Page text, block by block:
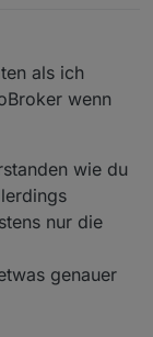
als ich
wenn
wie du
nur die
genauer